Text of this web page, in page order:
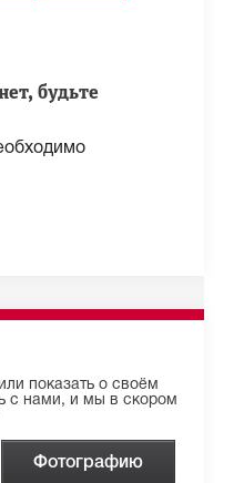
будьте
показать о своём
с нами, и мы в скором
Фотографию